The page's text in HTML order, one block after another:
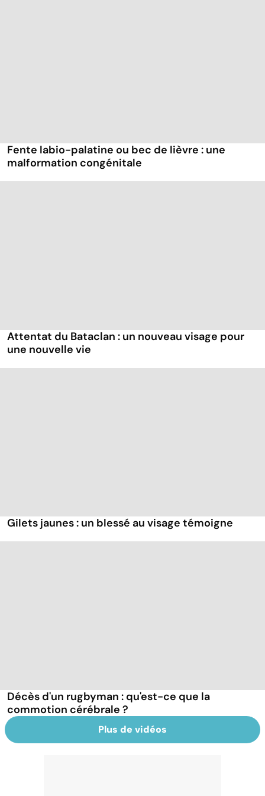
Fente labio-palatine ou bec de lièvre : une
malformation congénitale
Attentat du Bataclan : un nouveau visage pour
une nouvelle vie
Gilets jaunes : un blessé au visage témoigne
Décès d'un rugbyman : qu'est-ce que la
commotion cérébrale ?
Plus de vidéos